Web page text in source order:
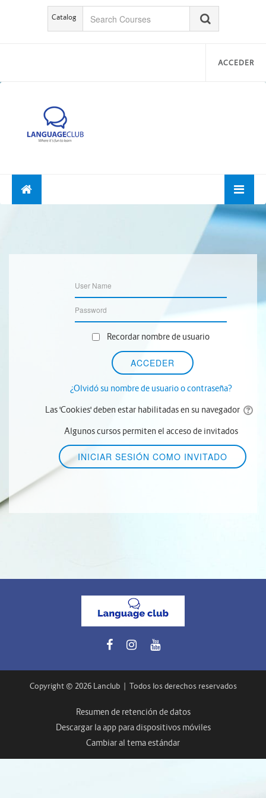
Catalog
ACCEDER
Recordar nombre de usuario
¿Olvidó su nombre de usuario o contraseña?
Las 'Cookies' deben estar habilitadas en su navegador
Algunos cursos permiten el acceso de invitados
Copyright © 2026 Lanclub | Todos los derechos reservados
Resumen de retención de datos
Descargar la app para dispositivos móviles
Cambiar al tema estándar